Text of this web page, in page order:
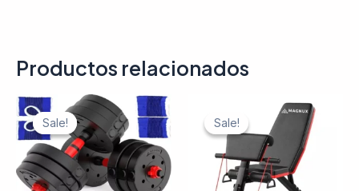
Productos relacionados
Sale!
Sale! Sale!
Sale!